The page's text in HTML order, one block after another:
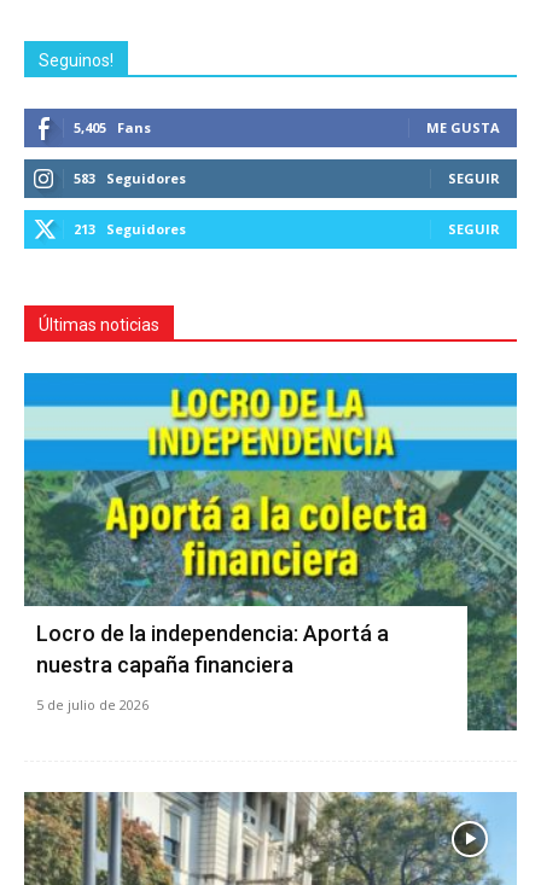
Seguinos!
5,405 Fans ME GUSTA
583 Seguidores SEGUIR
213 Seguidores SEGUIR
Últimas noticias
Locro de la independencia: Aportá a
nuestra capaña financiera
5 de julio de 2026